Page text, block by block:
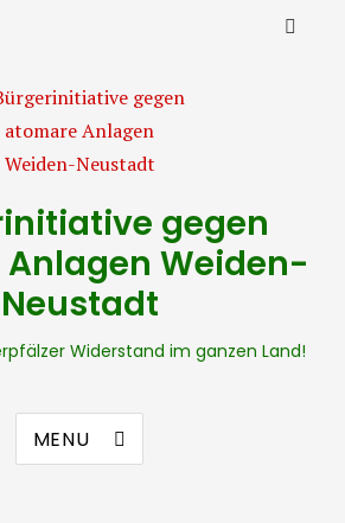
gegen
Weiden-
Neustadt
Widerstand im ganzen Land!
MENU